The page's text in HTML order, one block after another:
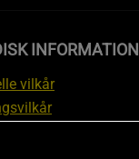
INFORMATION
vilkår